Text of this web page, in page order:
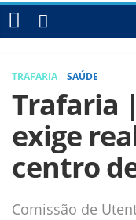
TRAFARIA SAÚDE
Trafaria
exige
centro
Comissão de